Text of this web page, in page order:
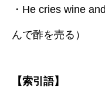
・He cries wine
んで酢を売る）
【索引語】